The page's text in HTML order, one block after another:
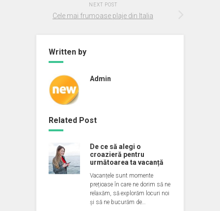
NEXT POST
Cele mai frumoase plaje din Italia
Written by
Admin
Related Post
De ce să alegi o
croazieră pentru
următoarea ta vacanță
Vacanțele sunt momente
prețioase în care ne dorim să ne
relaxăm, să explorăm locuri noi
și să ne bucurăm de…